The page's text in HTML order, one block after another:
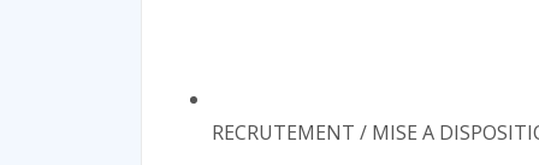
RECRUTEMENT / MISE A